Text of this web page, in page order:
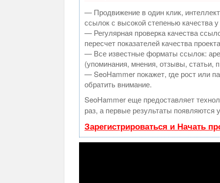
— Продвижение в один клик,
ссылок с высокой степенью качества
— Регулярная проверка качества
пересчет показателей качества
— Все известные форматы ссылок:
(упоминания, мнения, отзывы, статьи,
— SeoHammer покажет, где рост или
обратить внимание.
SeoHammer еще предоставляет
раз, а первые результаты появляются
Зарегистрироваться и Начать